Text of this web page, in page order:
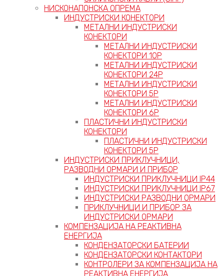
НИСКОНАПОНСКА ОПРЕМА
ИНДУСТРИСКИ КОНЕКТОРИ
МЕТАЛНИ ИНДУСТРИСКИ
КОНЕКТОРИ
МЕТАЛНИ ИНДУСТРИСКИ
КОНЕКТОРИ 10P
МЕТАЛНИ ИНДУСТРИСКИ
КОНЕКТОРИ 24P
МЕТАЛНИ ИНДУСТРИСКИ
КОНЕКТОРИ 5P
МЕТАЛНИ ИНДУСТРИСКИ
КОНЕКТОРИ 6P
ПЛАСТИЧНИ ИНДУСТРИСКИ
КОНЕКТОРИ
ПЛАСТИЧНИ ИНДУСТРИСКИ
КОНЕКТОРИ 5P
ИНДУСТРИСКИ ПРИКЛУЧНИЦИ,
РАЗВОДНИ ОРМАРИ И ПРИБОР
ИНДУСТРИСКИ ПРИКЛУЧНИЦИ IP44
ИНДУСТРИСКИ ПРИКЛУЧНИЦИ IP67
ИНДУСТРИСКИ РАЗВОДНИ ОРМАРИ
ПРИКЛУЧНИЦИ И ПРИБОР ЗА
ИНДУСТРИСКИ ОРМАРИ
КОМПЕНЗАЦИЈА НА РЕАКТИВНА
ЕНЕРГИЈА
КОНДЕНЗАТОРСКИ БАТЕРИИ
КОНДЕНЗАТОРСКИ КОНТАКТОРИ
КОНТРОЛЕРИ ЗА КОМПЕНЗАЦИЈА НА
РЕАКТИВНА ЕНЕРГИЈА